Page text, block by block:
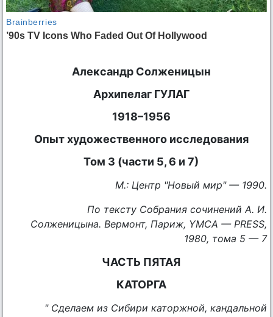
Александр Солженицын
Архипелаг ГУЛАГ
1918–1956
Опыт художественного исследования
Том 3 (части 5, 6 и 7)
М.: Центр "Новый мир" — 1990.
По тексту Собрания сочинений А. И.
Солженицына. Вермонт, Париж, YMCA — PRESS,
1980, тома 5 — 7
ЧАСТЬ ПЯТАЯ
КАТОРГА
" Сделаем из Сибири каторжной, кандальной